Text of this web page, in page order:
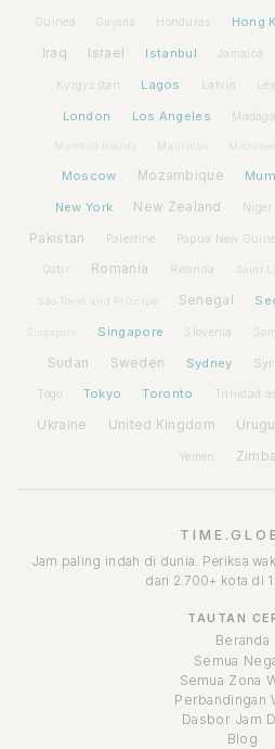
Guinea Guyana Honduras Hong
Iraq Israel Istanbul Jamaica
Kyrgyzstan Lagos Latvia
London Los Angeles
Marshall Islands Mauritius
Moscow Mozambique
New York New Zealand Niger
Pakistan Palestine Papua New
Qatar Romania Rwanda Saint
São Tomé and Príncipe Senegal
Singapore Slovenia
Sudan Sweden Sydney
Togo Tokyo Toronto Trinidad
Ukraine United Kingdom
Yemen
Jam paling indah di dunia. Periksa
dari 2.700+ kota di
TAUTAN
Beranda
Semua
Semua Zona
Perbandingan
Dasbor Jam
Blog